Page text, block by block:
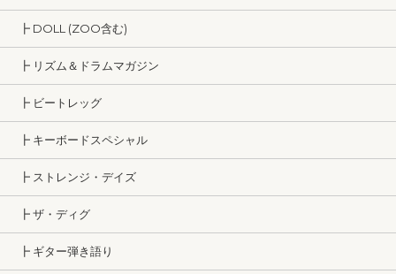
┣ DOLL (ZOO含む)
┣ リズム＆ドラムマガジン
┣ ビートレッグ
┣ キーボードスペシャル
┣ ストレンジ・デイズ
┣ ザ・ディグ
┣ ギター弾き語り